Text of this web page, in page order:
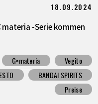
18.09.2024
-Serie kommen
G×materia
Vegito
BANDAI SPIRITS
Preise